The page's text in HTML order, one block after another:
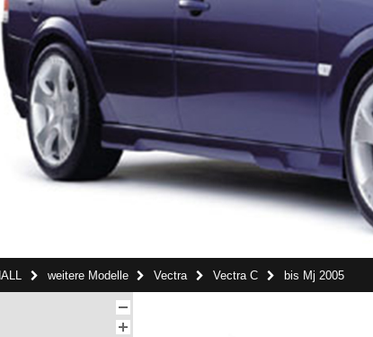
weitere Modelle Vectra Vectra C bis Mj 2005